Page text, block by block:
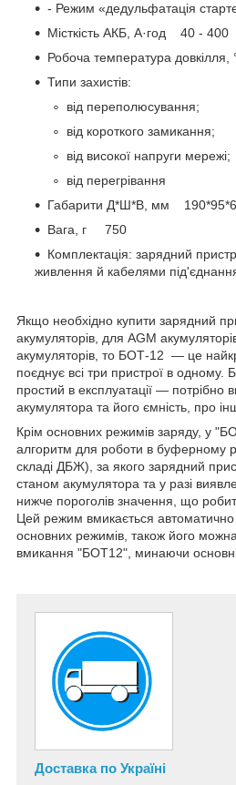
- Режим «дедульфатація
Місткість АКБ, А·год 40 -
Робоча температура
Типи захистів:
від переполюсування;
від короткого замикання;
від високої напруги мережі;
від перегрівання
Габарити Д*Ш*В, мм
Вага, г 750
Комплектація: зарядний
живлення й кабелями
Якщо необхідно купити зарядний
акумуляторів, для AGM
акумуляторів, то БОТ-12 — це
поєднує всі три пристрої в
простий в експлуатації — потрібно
акумулятора та його ємність, про
Крім основних режимів заряду, у
алгоритм для роботи в буферному
складі ДБЖ), за якого зарядний
станом акумулятора та у разі
нижче пороголів значення, що
Цей режим вмикається автоматично
основних режимів, також його можна
вмикання "БОТ12", минаючи
Доставка по Україні